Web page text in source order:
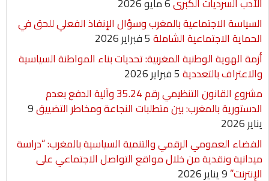
السياسة الاجتماعية بالمغرب وسؤال الإنفاذ الفعلي للحق في
الحماية الاجتماعية الشاملة5 فبراير 2026
أزمة الهوية الوطنية المغربية: تحديات بناء المواطنة السياسية
والاعتراف بالتعددية5 فبراير 2026
مشروع القانون التنظيمي رقم 35.24 وآلية الدفع بعدم
الدستورية بالمغرب: بين متطلبات النجاعة ومخاطر التضييق9
يناير 2026
الفضاء العمومي الرقمي والتنمية السياسية بالمغرب: “دراسة
ميدانية ونقدية من خلال مواقع التواصل الاجتماعي على
الإنترنت”9 يناير 2026